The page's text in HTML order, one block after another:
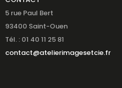
5 rue Paul Bert
93400 Saint-Ouen
Tél. : 01 40 11 25 81
contact@atelierimagesetcie.fr